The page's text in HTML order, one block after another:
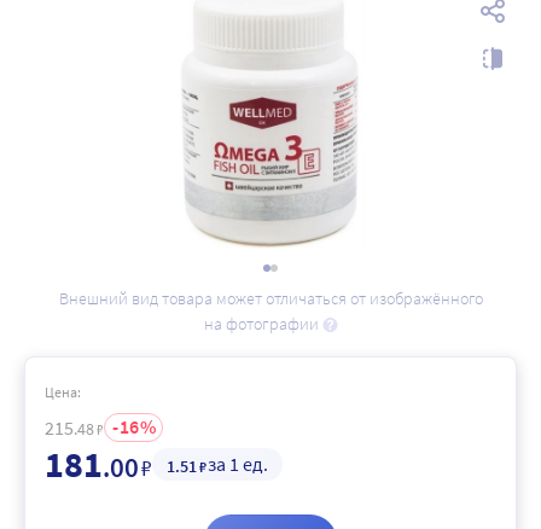
Внешний вид товара может отличаться от изображённого
на фотографии
Цена:
215.48₽ 16
181.00₽ 1.51 ₽за 1 ед.